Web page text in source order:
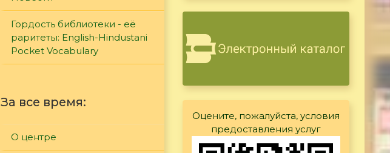
Гордость библиотеки - её
раритеты: English-Hindustani
Pocket Vocabulary
За все время:
О центре
Оцените, пожалуйста, условия
предоставления услуг